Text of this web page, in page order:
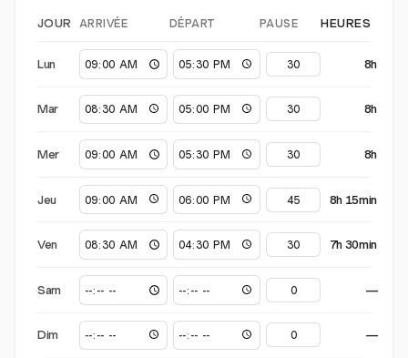
JOUR ARRIVÉE DÉPART PAUSE HEURES
Lun 8h
Mar 8h
Mer 8h
Jeu 8h 15min
Ven 7h 30min
Sam —
Dim —